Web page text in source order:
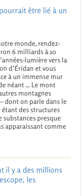
être lié à un
monde, rendez-
6 milliards à 10
lumière vers la
d’Éridan et vous
à un immense mur
néant ... Le mont
montagnes
dont on parle dans le
des structures
substances presque
apparaissant comme
il y a des millions
les